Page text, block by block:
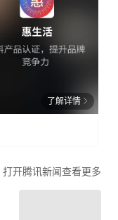
了解详情
打开腾讯新闻查看更多